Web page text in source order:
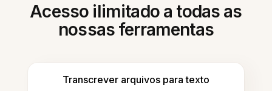
Acesso ilimitado a todas as
nossas ferramentas
Transcrever arquivos para texto